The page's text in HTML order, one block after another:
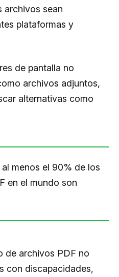
archivos sean
plataformas y
de pantalla no
archivos adjuntos,
alternativas como
al menos el 90% de los
en el mundo son
de archivos PDF no
con discapacidades,